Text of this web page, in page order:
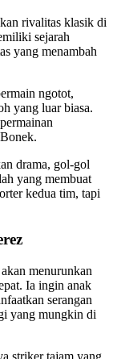
rivalitas klasik di
sejarah
yang menambah
ngotot,
yang luar biasa.
drama, gol-gol
yang membuat
kedua tim, tapi
menurunkan
Ia ingin anak
serangan
yang mungkin di
striker tajam yang